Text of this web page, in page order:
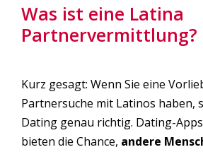
Was ist eine Latina
Partnervermittlung?
Kurz gesagt: Wenn Sie eine
Partnersuche mit Latinos haben,
Dating genau richtig. Dating-
bieten die Chance, andere